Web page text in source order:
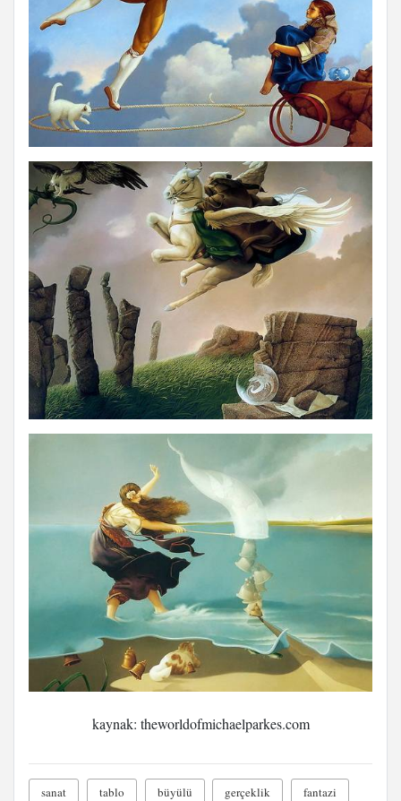
kaynak: theworldofmichaelparkes.com
sanat tablo büyülü gerçeklik fantazi